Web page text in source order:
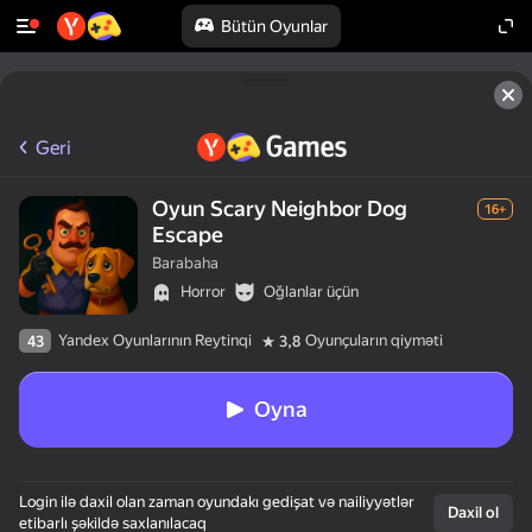
Bütün Oyunlar
50+ yaxşı oyun.
Hamı tərəfindən
Geri
Oyun Scary Neighbor Dog
Escape
16+
Barabaha
Horror
Oğlanlar üçün
43 Yandex Oyunlarının Reytinqi 3,8 Oyunçuların qiyməti
Oyna
Login ilə daxil olan zaman oyundakı gedişat və nailiyyətlər
etibarlı şəkildə saxlanılacaq
Daxil ol